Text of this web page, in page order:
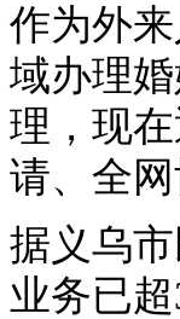
作为外
域办理
理，现
请、全网
据义乌
业务已